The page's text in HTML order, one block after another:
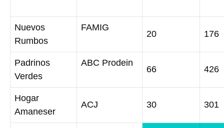
Nuevos
Rumbos
FAMIG
20 176
Padrinos
Verdes
ABC Prodein
66 426
Hogar
Amaneser
ACJ 30 301